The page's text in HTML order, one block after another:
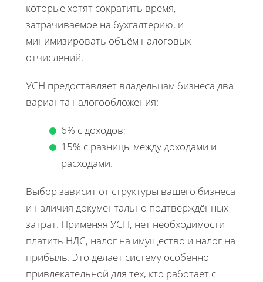
которые хотят сократить время,
затрачиваемое на бухгалтерию, и
минимизировать объём налоговых
отчислений.
УСН предоставляет владельцам бизнеса два
варианта налогообложения:
6% с доходов;
15% с разницы между доходами и
расходами.
Выбор зависит от структуры вашего бизнеса
и наличия документально подтверждённых
затрат. Применяя УСН, нет необходимости
платить НДС, налог на имущество и налог на
прибыль. Это делает систему особенно
привлекательной для тех, кто работает с